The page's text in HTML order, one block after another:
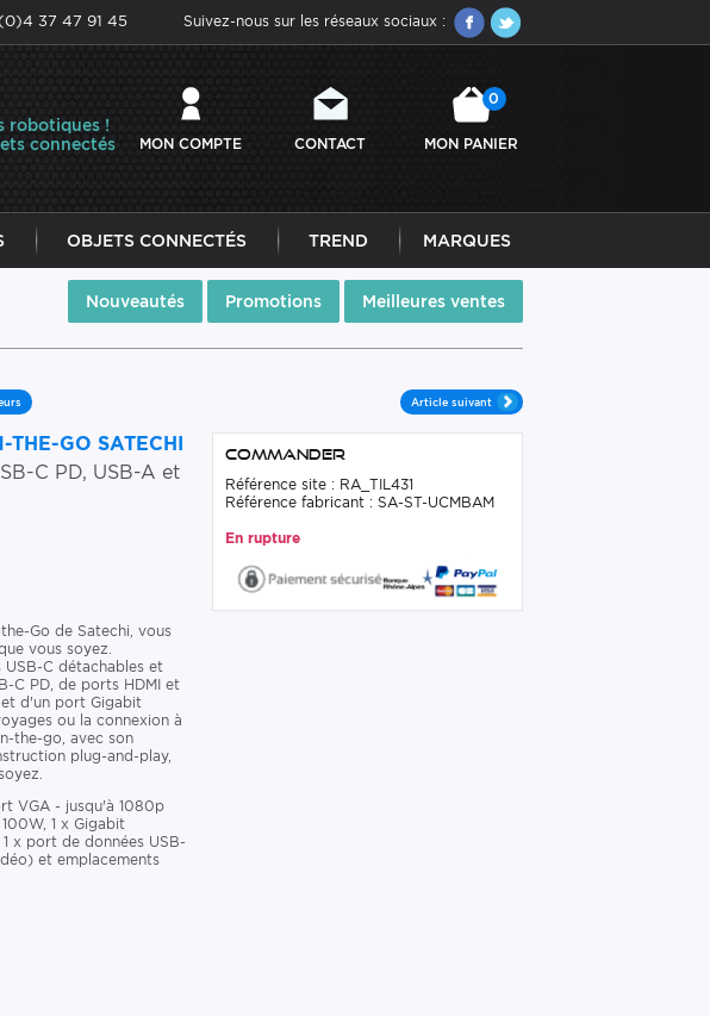
37 47 91 45 Suivez-nous sur les réseaux sociaux :
robotiques !
connectés
MON COMPTE CONTACT MON PANIER
0
OBJETS CONNECTÉS TREND MARQUES
Nouveautés Promotions Meilleures ventes
Article suivant
THE-GO SATECHI
C PD, USB-A et
Go de Satechi, vous
vous soyez.
C détachables et
C PD, de ports HDMI et
et d'un port Gigabit
ou la connexion à
the-go, avec son
plug-and-play,
VGA - jusqu'à 1080p
1 x Gigabit
x port de données USB-
et emplacements
Commander
Référence site : RA_TIL431
Référence fabricant : SA-ST-UCMBAM
En rupture